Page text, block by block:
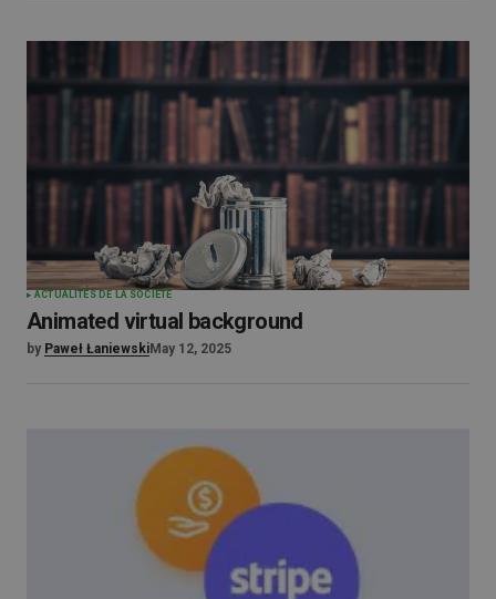
ACTUALITÉS DE LA SOCIÉTÉ
Animated virtual background
by Paweł ŁaniewskiMay 12, 2025